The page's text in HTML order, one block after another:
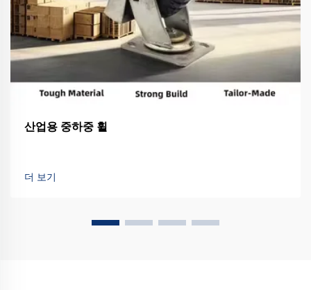
산업용 중하중 휠
더 보기